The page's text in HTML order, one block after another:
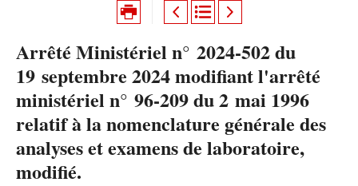
Arrêté Ministériel n° 2024‑502 du
19 septembre 2024 modifiant l'arrêté
ministériel n° 96‑209 du 2 mai 1996
relatif à la nomenclature générale des
analyses et examens de laboratoire,
modifié.